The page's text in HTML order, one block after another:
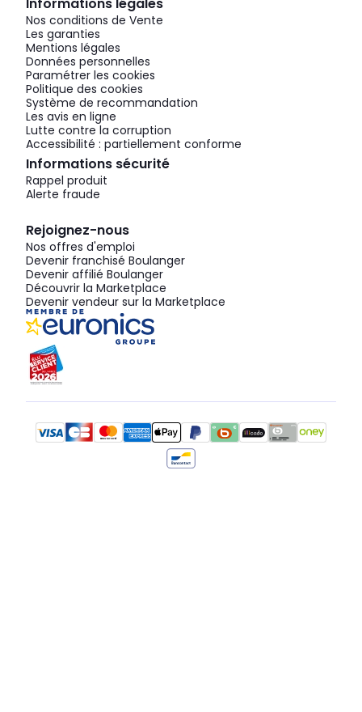
Informations légales
Nos conditions de Vente
Les garanties
Mentions légales
Données personnelles
Paramétrer les cookies
Politique des cookies
Système de recommandation
Les avis en ligne
Lutte contre la corruption
Accessibilité : partiellement conforme
Informations sécurité
Rappel produit
Alerte fraude
Rejoignez-nous
Nos offres d'emploi
Devenir franchisé Boulanger
Devenir affilié Boulanger
Découvrir la Marketplace
Devenir vendeur sur la Marketplace